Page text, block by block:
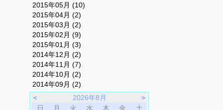
2015年05月 (10)
2015年04月 (2)
2015年03月 (2)
2015年02月 (9)
2015年01月 (3)
2014年12月 (2)
2014年11月 (7)
2014年10月 (2)
2014年09月 (2)
＜
2026年8月
＞
日
月 火 水 木 金 土